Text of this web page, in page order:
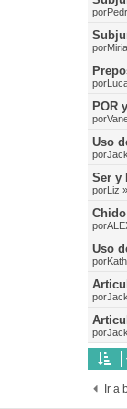
por
por
por
POR
por
Uso
porJack
Ser y
porLiz
Chido
por
Uso
por
porJack
porJack
Ir a